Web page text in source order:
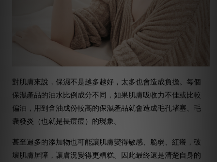
對肌膚來說，保濕不是越多越好，太多也會造成負擔。每個
保濕產品的油水比例成分不同，如果肌膚吸收力不佳或比較
偏油，用到含油成份較高的保濕產品就會造成毛孔堵塞、毛
囊發炎（也就是長痘痘）的現象。
甚至過多的添加物也可能讓肌膚變得敏感、脆弱、紅癢，破
壞肌膚屏障，讓膚況變得更糟糕。因此最終還是清楚自身的